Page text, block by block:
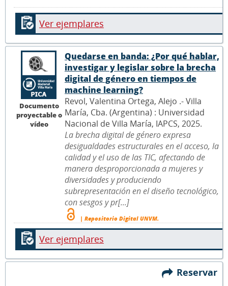
Ver ejemplares
Documento
proyectable o
vídeo
Quedarse en banda: ¿Por qué hablar,
investigar y legislar sobre la brecha
digital de género en tiempos de
machine learning?
Revol, Valentina Ortega, Alejo .- Villa
María, Cba. (Argentina) : Universidad
Nacional de Villa María, IAPCS, 2025.
La brecha digital de género expresa
desigualdades estructurales en el acceso, la
calidad y el uso de las TIC, afectando de
manera desproporcionada a mujeres y
diversidades y produciendo
subrepresentación en el diseño tecnológico,
con sesgos y pr[...]
| Repositorio Digital UNVM.
Ver ejemplares
Reservar